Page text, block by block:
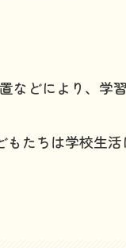
などにより、学
もたちは学校生